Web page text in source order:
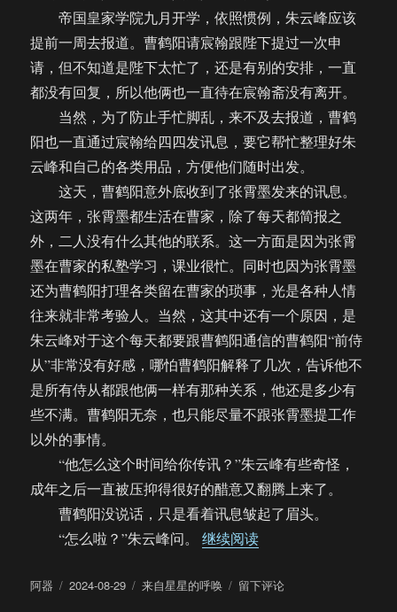
帝国皇家学院九月开学，依照惯例，朱云峰应该
提前一周去报道。曹鹤阳请宸翰跟陛下提过一次申
请，但不知道是陛下太忙了，还是有别的安排，一直
都没有回复，所以他俩也一直待在宸翰斋没有离开。
当然，为了防止手忙脚乱，来不及去报道，曹鹤
阳也一直通过宸翰给四四发讯息，要它帮忙整理好朱
云峰和自己的各类用品，方便他们随时出发。
这天，曹鹤阳意外底收到了张霄墨发来的讯息。
这两年，张霄墨都生活在曹家，除了每天都简报之
外，二人没有什么其他的联系。这一方面是因为张霄
墨在曹家的私塾学习，课业很忙。同时也因为张霄墨
还为曹鹤阳打理各类留在曹家的琐事，光是各种人情
往来就非常考验人。当然，这其中还有一个原因，是
朱云峰对于这个每天都要跟曹鹤阳通信的曹鹤阳“前侍
从”非常没有好感，哪怕曹鹤阳解释了几次，告诉他不
是所有侍从都跟他俩一样有那种关系，他还是多少有
些不满。曹鹤阳无奈，也只能尽量不跟张霄墨提工作
以外的事情。
“他怎么这个时间给你传讯？”朱云峰有些奇怪，
成年之后一直被压抑得很好的醋意又翻腾上来了。
曹鹤阳没说话，只是看着讯息皱起了眉头。
“怎么啦？”朱云峰问。继续阅读“【饼四/AU】来自星
作
阿器
发
2024-08-29
分
来自星星的呼唤
于
留下评论